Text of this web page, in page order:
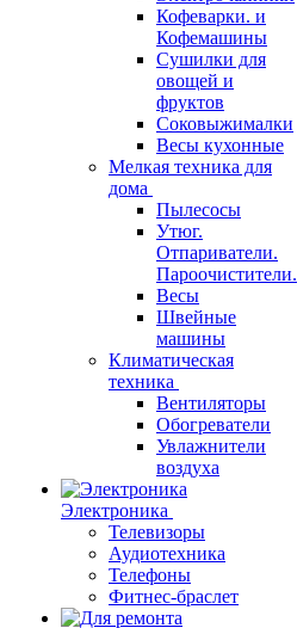
Кофеварки. и
Кофемашины
Сушилки для
овощей и
фруктов
Соковыжималки
Весы кухонные
Мелкая техника для
дома
Пылесосы
Утюг.
Отпариватели.
Пароочистители.
Весы
Швейные
машины
Климатическая
техника
Вентиляторы
Обогреватели
Увлажнители
воздуха
Электроника
Телевизоры
Аудиотехника
Телефоны
Фитнес-браслет